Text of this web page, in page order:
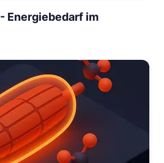
Energiebedarf im